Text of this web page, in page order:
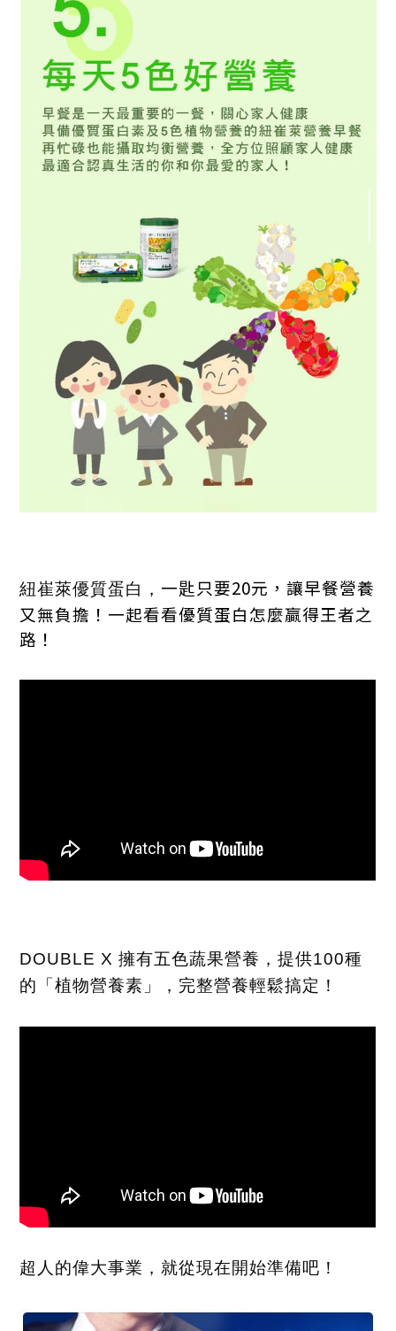
紐崔萊優質蛋白， 一匙只要20元，讓早餐營養
又無負擔！一起看看優質蛋白怎麼贏得王者之
路！
DOUBLE X擁有五色蔬果營養，提供100種
的「植物營養素」，完整營養輕鬆搞定！
超人的偉大事業，就從現在開始準備吧！